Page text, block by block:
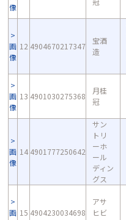
像
画
像
12 4904670217347
宝酒
造
画
像
13 4901030275368
月桂
冠
画
像
14 4901777250642
サン
トリ
ーホ
ール
ディン
グス
画 15 4904230034698
アサ
ヒビ